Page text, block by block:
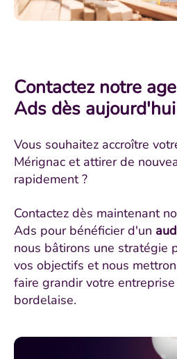
Contactez notre
Ads dès aujourd'hui
Vous souhaitez accroître
Mérignac et attirer de
rapidement ?
Contactez dès maintenant
Ads pour bénéficier d'un
nous bâtirons une stratégie
vos objectifs et nous
faire grandir votre
bordelaise.